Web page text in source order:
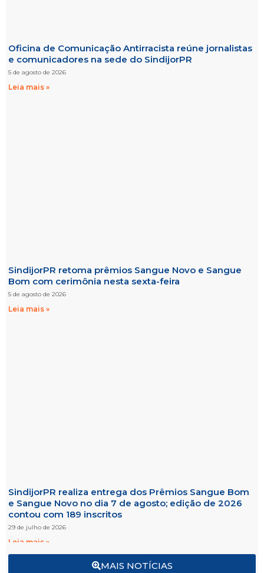
MAIS NOTÍCIAS
Oficina de Comunicação Antirracista reúne jornalistas
e comunicadores na sede do SindijorPR
5 de agosto de 2026
Leia mais »
SindijorPR retoma prêmios Sangue Novo e Sangue
Bom com cerimônia nesta sexta-feira
5 de agosto de 2026
Leia mais »
SindijorPR realiza entrega dos Prêmios Sangue Bom
e Sangue Novo no dia 7 de agosto; edição de 2026
contou com 189 inscritos
29 de julho de 2026
Leia mais »